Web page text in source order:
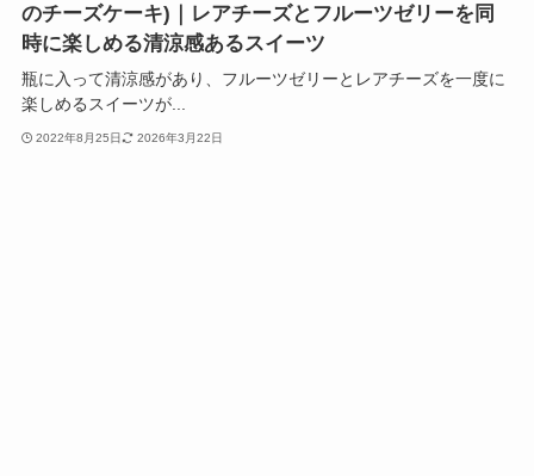
のチーズケーキ)｜レアチーズとフルーツゼリーを同
時に楽しめる清涼感あるスイーツ
瓶に入って清涼感があり、フルーツゼリーとレアチーズを一度に
楽しめるスイーツが...
2022年8月25日 2026年3月22日